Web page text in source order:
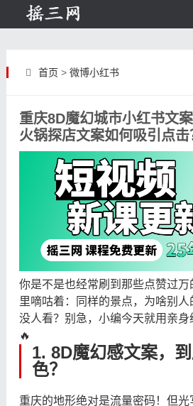
首页 > 微博小红书
重庆8D魔幻城市小红书文
火锅探店文案如何吸引点击
你是不是也经常刷到那些点赞过
里嘀咕着：同样的景点，为啥别
没人看？别急，小编今天就用亲身
🔥
1. 8D魔幻感文案，
色？
重庆的地形绝对是流量密码！但光